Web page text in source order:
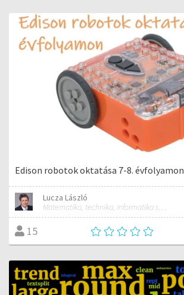
Edison robotok oktatása 7-8. évfolyamon
Lucza László
Matematika, technika, informatika szakos általános iskolai tanár; mentorpedagógus, mestertanár
15